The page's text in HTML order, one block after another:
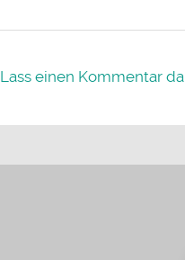
Lass einen Kommentar da